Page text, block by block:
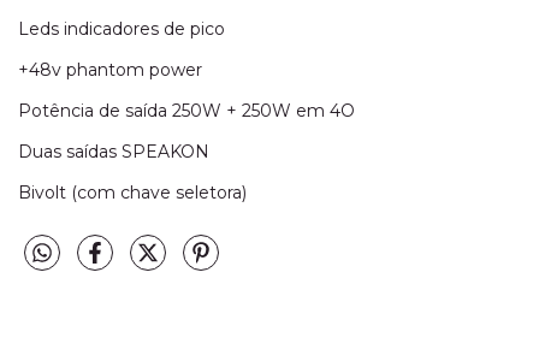
Leds indicadores de pico
+48v phantom power
Potência de saída 250W + 250W em 4O
Duas saídas SPEAKON
Bivolt (com chave seletora)